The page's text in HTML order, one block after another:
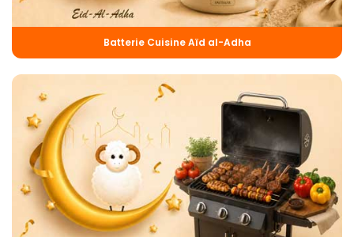
Batterie Cuisine Aïd al-Adha